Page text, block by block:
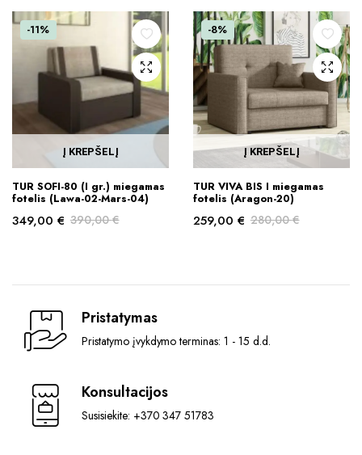
was:
390,00 €.
is:
349,00 €.
was:
330,00 €.
is:
309,00 €.
-11%
Į KREPŠELĮ
TUR SOFI-80 (I gr.) miegamas
fotelis (Lawa-02-Mars-04)
390,00€
390,00 €.
349,00 €
349,00 €.
-8%
Į KREPŠELĮ
TUR VIVA BIS I miegamas
fotelis (Aragon-20)
280,00€
280,00 €.
259,00 €
259,00 €.
Pristatymas
Pristatymo įvykdymo terminas: 1 - 15 d.d.
Konsultacijos
Susisiekite: +370 347 51783